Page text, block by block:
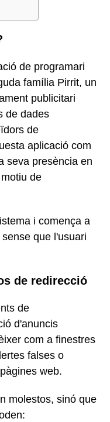
de programari
família Pirrit, un
publicitari
de dades
de
aplicació com
seva presència en
de
i comença a
que l'usuari
de redirecció
de
d'anuncis
com a finestres
falses o
web.
molestos, sinó que